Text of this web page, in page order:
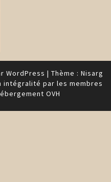
WordPress | Thème : Nisarg
intégralité par les membres
OVH